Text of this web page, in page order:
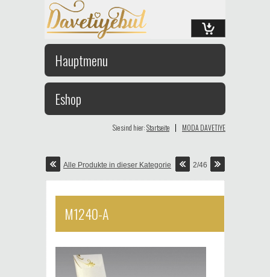
Hauptmenu
Eshop
Sie sind hier:Startseite | MODA DAVETIYE
Alle Produkte in dieser Kategorie 2/46
M1240-A